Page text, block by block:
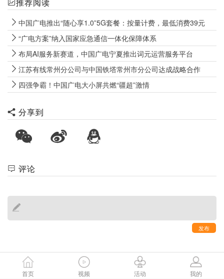
推荐阅读
中国广电推出“随心享1.0”5G套餐：按量计费，最低消费39元
“广电方案”纳入国家应急通信一体化保障体系
布局AI服务新赛道，中国广电宁夏推出词元运营服务平台
江苏有线常州分公司与中国铁塔常州市分公司达成战略合作
​四强争霸！中国广电大小屏共燃“疆超”激情
分享到
评论
发布
首页 视频 活动 我的